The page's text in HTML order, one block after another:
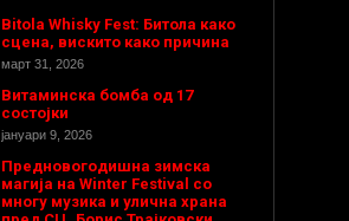
Bitola Whisky Fest: Битола како
сцена, вискито како причина
март 31, 2026
Витаминска бомба од 17
состојки
јануари 9, 2026
Предновогодишнa зимска
магија на Winter Festival со
многу музика и улична храна